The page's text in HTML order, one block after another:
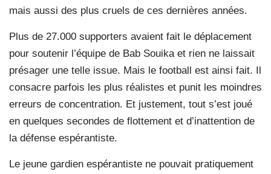
mais aussi des plus cruels de ces dernières années.
Plus de 27.000 supporters avaient fait le déplacement
pour soutenir l’équipe de Bab Souika et rien ne laissait
présager une telle issue. Mais le football est ainsi fait. Il
consacre parfois les plus réalistes et punit les moindres
erreurs de concentration. Et justement, tout s’est joué
en quelques secondes de flottement et d’inattention de
la défense espérantiste.
Le jeune gardien espérantiste ne pouvait pratiquement